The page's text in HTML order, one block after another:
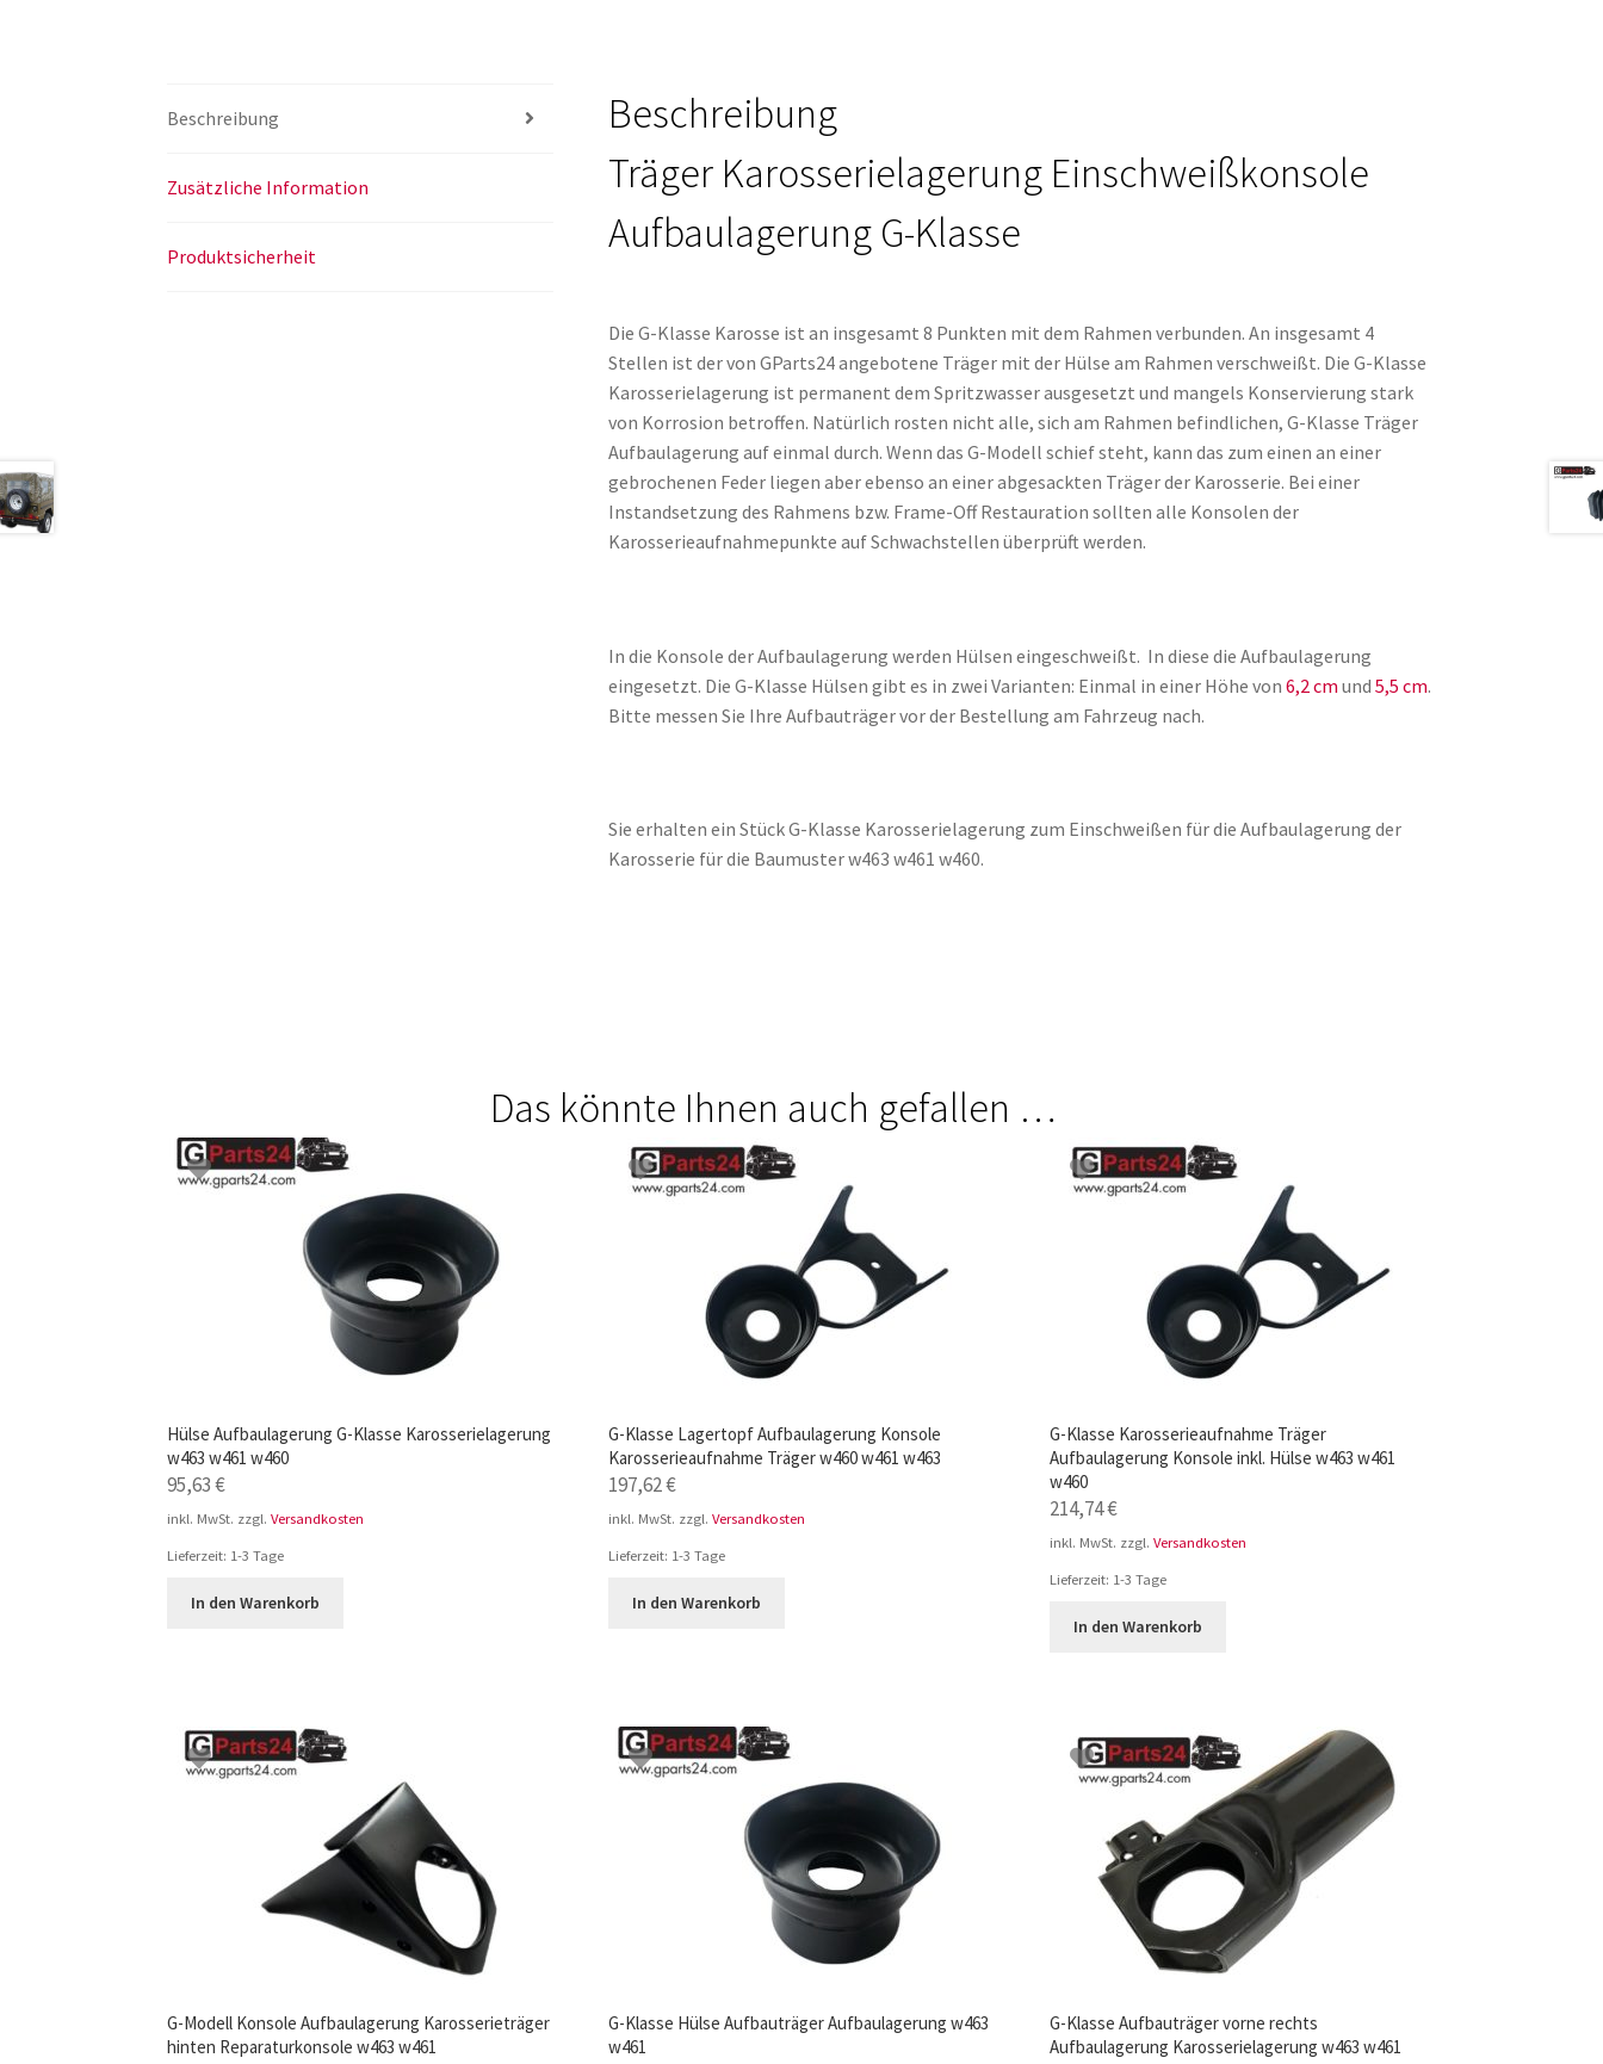
Menge
Beschreibung
Zusätzliche Information
Produktsicherheit
Beschreibung
Träger Karosserielagerung Einschweißkonsole
Aufbaulagerung G-Klasse
Die G-Klasse Karosse ist an insgesamt 8 Punkten mit dem Rahmen verbunden. An insgesamt 4
Stellen ist der von GParts24 angebotene Träger mit der Hülse am Rahmen verschweißt. Die G-Klasse
Karosserielagerung ist permanent dem Spritzwasser ausgesetzt und mangels Konservierung stark
von Korrosion betroffen. Natürlich rosten nicht alle, sich am Rahmen befindlichen, G-Klasse Träger
Aufbaulagerung auf einmal durch. Wenn das G-Modell schief steht, kann das zum einen an einer
gebrochenen Feder liegen aber ebenso an einer abgesackten Träger der Karosserie. Bei einer
Instandsetzung des Rahmens bzw. Frame-Off Restauration sollten alle Konsolen der
Karosserieaufnahmepunkte auf Schwachstellen überprüft werden.
In die Konsole der Aufbaulagerung werden Hülsen eingeschweißt. In diese die Aufbaulagerung
eingesetzt. Die G-Klasse Hülsen gibt es in zwei Varianten: Einmal in einer Höhe von6,2 cm und5,5 cm.
Bitte messen Sie Ihre Aufbauträger vor der Bestellung am Fahrzeug nach.
Sie erhalten ein Stück G-Klasse Karosserielagerung zum Einschweißen für die Aufbaulagerung der
Karosserie für die Baumuster w463 w461 w460.
Das könnte Ihnen auch gefallen …
Hülse Aufbaulagerung G-Klasse Karosserielagerung
w463 w461 w460
95,63€
inkl. MwSt. zzgl.Versandkosten
Lieferzeit: 1-3 Tage
In den Warenkorb
G-Klasse Lagertopf Aufbaulagerung Konsole
Karosserieaufnahme Träger w460 w461 w463
197,62€
inkl. MwSt. zzgl.Versandkosten
Lieferzeit: 1-3 Tage
In den Warenkorb
G-Klasse Karosserieaufnahme Träger
Aufbaulagerung Konsole inkl. Hülse w463 w461
w460
214,74€
inkl. MwSt. zzgl.Versandkosten
Lieferzeit: 1-3 Tage
In den Warenkorb
G-Modell Konsole Aufbaulagerung Karosserieträger
hinten Reparaturkonsole w463 w461
G-Klasse Hülse Aufbauträger Aufbaulagerung w463
w461
G-Klasse Aufbauträger vorne rechts
Aufbaulagerung Karosserielagerung w463 w461